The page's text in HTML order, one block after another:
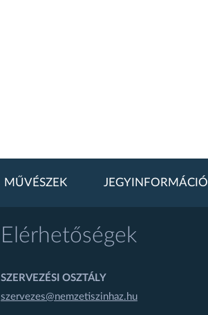
MŰVÉSZEK JEGYINFORMÁCIÓ
Elérhetőségek
SZERVEZÉSI OSZTÁLY
szervezes@nemzetiszinhaz.hu